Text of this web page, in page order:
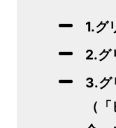
1.グ
2.グ
3.グ
（